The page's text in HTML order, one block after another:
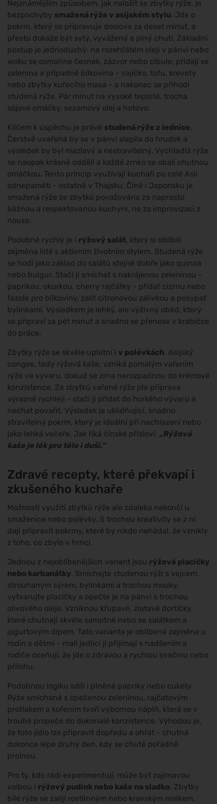
Nejznámějším způsobem, jak naložit se zbytky rýže, je
bezpochyby smažená rýže v asijském stylu. Jde o
pokrm, který se připravuje doslova za deset minut, a
přesto dokáže být sytý, vyvážený a plný chuti. Základní
postup je jednoduchý: na rozehřátém oleji v pánvi nebo
woku se osmahne česnek, zázvor nebo cibule, přidají se
zelenina a případně bílkovina - vajíčko, tofu, krevety
nebo zbytky kuřecího masa - a nakonec se přihodí
studená rýže. Pár minut na vysoké teplotě, trocha
sójové omáčky, sezamový olej a hotovo.
Klíčem k úspěchu je právě studená rýže z lednice.
Čerstvě uvařená by se v pánvi slepila do hrudek a
výsledek by byl mazlavý a nestravitelný. Vychladlá rýže
se naopak krásně oddělí a každé zrnko se obalí chutnou
omáčkou. Tento princip využívají kuchaři po celé Asii
odnepaměti - ostatně v Thajsku, Číně i Japonsku je
smažená rýže ze zbytků považována za naprosto
běžnou a respektovanou kuchyni, ne za improvizaci z
nouze.
Podobně rychlý je i rýžový salát, který si oblíbili
zejména lidé s aktivním životním stylem. Studená rýže
se hodí jako základ do salátů stejně dobře jako quinoa
nebo bulgur. Stačí ji smíchat s nakrájenou zeleninou -
paprikou, okurkou, cherry rajčátky - přidat cizrnu nebo
fazole pro bílkoviny, zalít citronovou zálivkou a posypat
bylinkami. Výsledkem je lehký, ale výživný oběd, který
se připraví za pět minut a snadno se přenese v krabičce
do práce.
Zbytky rýže se skvěle uplatní i v polévkách. Asijský
congee, tedy rýžová kaše, vzniká pomalým vařením
rýže ve vývaru, dokud se zrna nerozpadnou do krémové
konzistence. Ze zbytků vařené rýže jde příprava
výrazně rychleji - stačí ji přidat do horkého vývaru a
nechat povařit. Výsledek je uklidňující, snadno
stravitelný pokrm, který je ideální při nachlazení nebo
jako lehká večeře. Jak říká čínské přísloví: „Rýžová
kaše je lék pro tělo i duši."
Zdravé recepty, které překvapí i
zkušeného kuchaře
Možnosti využití zbytků rýže ale zdaleka nekončí u
smaženice nebo polévky. S trochou kreativity se z ní
dají připravit pokrmy, které by nikdo nehádal, že vznikly
z toho, co zbylo v hrnci.
Jednou z nejoblíbenějších variant jsou rýžové placičky
nebo karbanátky. Smíchejte studenou rýži s vejcem,
strouhaným sýrem, bylinkami a trochou mouky,
vytvarujte placičky a opečte je na pánvi s trochou
olivového oleje. Vzniknou křupavé, zlatavé dortíčky,
které chutnají skvěle samotné nebo se salátkem a
jogurtovým dipem. Tato varianta je oblíbená zejména u
rodin s dětmi - malí jedlíci ji přijímají s nadšením a
rodiče oceňují, že jde o zdravou a rychlou svačinu nebo
přílohu.
Podobnou logiku sdílí i plněné papriky nebo cukety.
Rýže smíchaná s opečenou zeleninou, rajčatovým
protlakem a kořením tvoří výbornou náplň, která se v
troubě propeče do dokonalé konzistence. Výhodou je,
že toto jídlo lze připravit dopředu a ohřát - chutná
dokonce lépe druhý den, kdy se chutě pořádně
prolnou.
Pro ty, kdo rádi experimentují, může být zajímavou
volbou i rýžový pudink nebo kaše na sladko. Zbytky
bílé rýže se zalijí rostlinným nebo kravským mlékem,